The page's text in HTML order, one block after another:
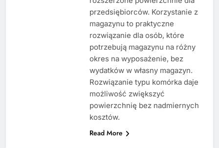
przedsiębiorców. Korzystanie z
magazynu to praktyczne
rozwiązanie dla osób, które
potrzebują magazynu na różny
okres na wyposażenie, bez
wydatków w własny magazyn.
Rozwiązanie typu komórka daje
możliwość zwiększyć
powierzchnię bez nadmiernych
kosztów.
Read More